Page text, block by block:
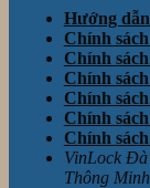
Hướng
Chính
Chính
Chính
Chính
Chính
Chính
VinLock Đà
Thông